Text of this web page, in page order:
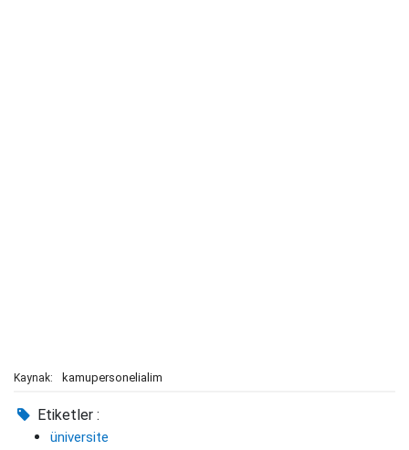
Kaynak: kamupersonelialim
Etiketler :
üniversite